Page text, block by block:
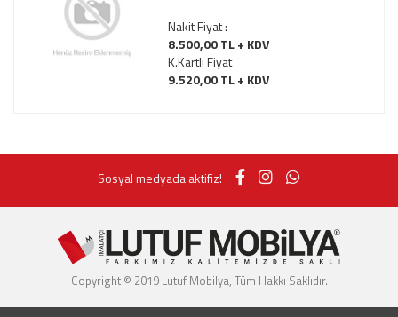
Nakit Fiyat :
8.500,00 TL + KDV
K.Kartlı Fiyat
9.520,00 TL + KDV
Sosyal medyada aktifiz!
Copyright © 2019 Lutuf Mobilya, Tüm Hakkı Saklıdır.